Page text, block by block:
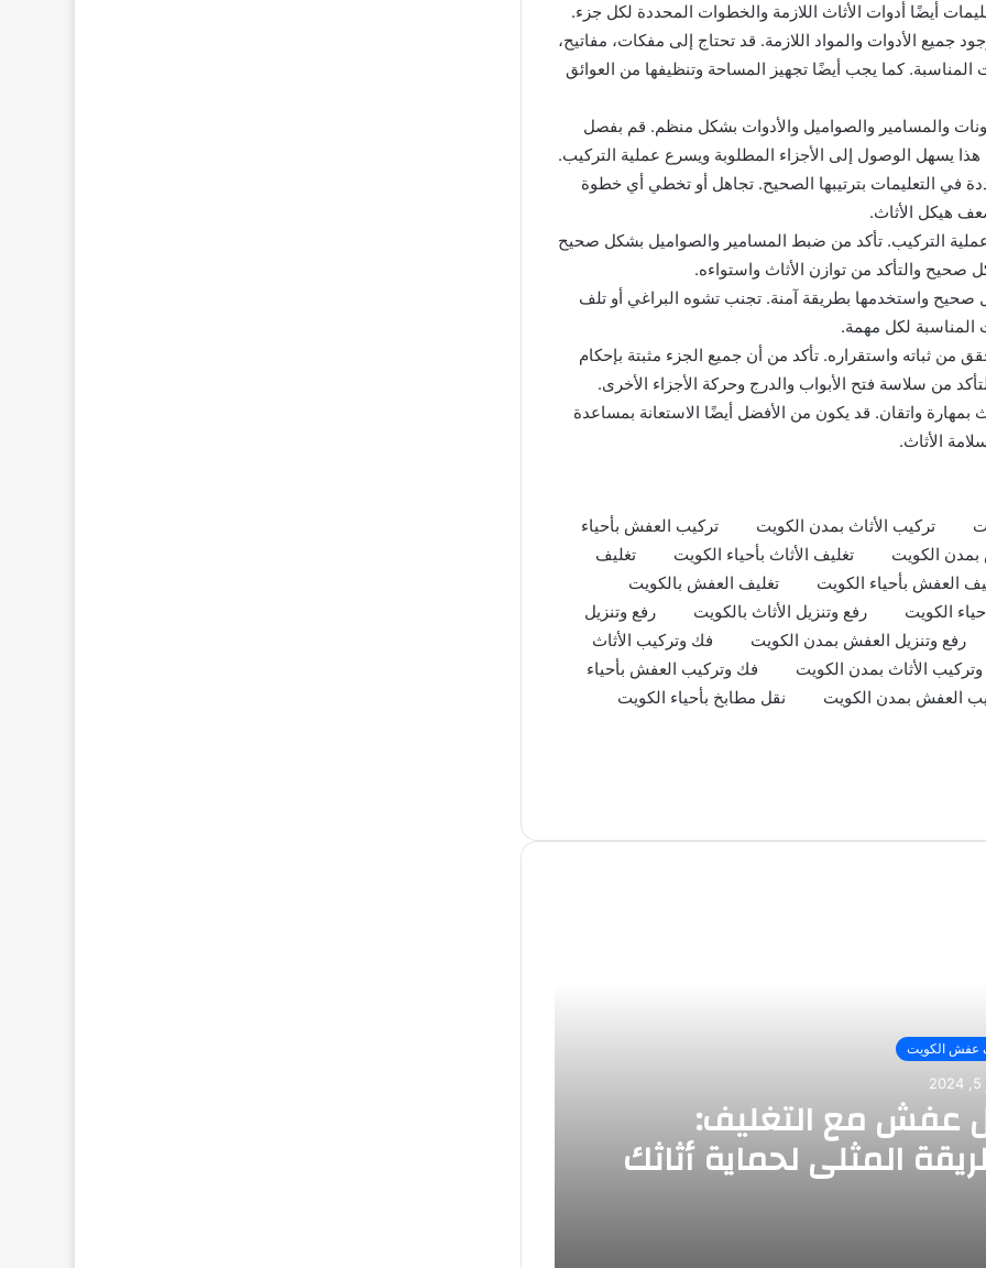
أيضًا أدوات الأثاث اللازمة والخطوات المحددة لكل جزء.
جميع الأدوات والمواد اللازمة. قد تحتاج إلى مفكات، مفاتيح،
المناسبة. كما يجب أيضًا تجهيز المساحة وتنظيفها من العوائق
والمسامير والصواميل والأدوات بشكل منظم. قم بفصل
يسهل الوصول إلى الأجزاء المطلوبة ويسرع عملية التركيب.
في التعليمات بترتيبها الصحيح. تجاهل أو تخطي أي خطوة
هيكل الأثاث.
عملية التركيب. تأكد من ضبط المسامير والصواميل بشكل صحيح
والتأكد من توازن الأثاث واستواءه.
واستخدمها بطريقة آمنة. تجنب تشوه البراغي أو تلف
المناسبة لكل مهمة.
من ثباته واستقراره. تأكد من أن جميع الجزء مثبتة بإحكام
من سلاسة فتح الأبواب والدرج وحركة الأجزاء الأخرى.
بمهارة واتقان. قد يكون من الأفضل أيضًا الاستعانة بمساعدة
الأثاث.
تركيب الأثاث بمدن الكويت
تركيب العفش بأحياء
الكويت تغليف الأثاث بأحياء الكويت
تغليف
العفش بأحياء الكويت
تغليف العفش بالكويت
الكويت رفع وتنزيل الأثاث بالكويت
رفع وتنزيل
رفع وتنزيل العفش بمدن الكويت
فك وتركيب الأثاث
الأثاث بمدن الكويت
فك وتركيب العفش بأحياء
العفش بمدن الكويت
نقل مطابخ بأحياء الكويت
عفش الكويت
عفش مع التغليف:
المثلى لحماية أثاثك
الانتقال